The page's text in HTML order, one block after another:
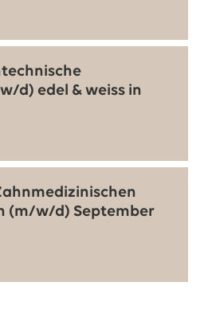
d) edel & weiss in
(m/w/d) September